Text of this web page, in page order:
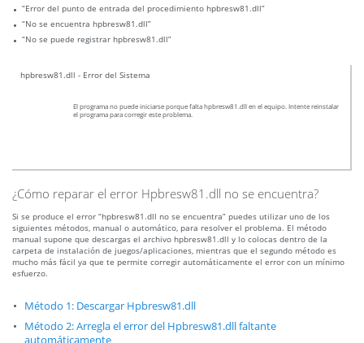
“Error del punto de entrada del procedimiento hpbresw81.dll”
“No se encuentra hpbresw81.dll”
“No se puede registrar hpbresw81.dll”
hpbresw81.dll - Error del Sistema
El programa no puede iniciarse porque falta hpbresw81.dll en el equipo. Intente reinstalar
el programa para corregir este problema.
¿Cómo reparar el error Hpbresw81.dll no se encuentra?
Si se produce el error “hpbresw81.dll no se encuentra” puedes utilizar uno de los
siguientes métodos, manual o automático, para resolver el problema. El método
manual supone que descargas el archivo hpbresw81.dll y lo colocas dentro de la
carpeta de instalación de juegos/aplicaciones, mientras que el segundo método es
mucho más fácil ya que te permite corregir automáticamente el error con un mínimo
esfuerzo.
Método 1: Descargar Hpbresw81.dll
Método 2: Arregla el error del Hpbresw81.dll faltante